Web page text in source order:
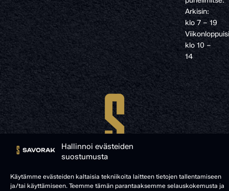
Hallinnoi evästeiden
suostumusta
Käytämme evästeiden kaltaisia tekniikoita laitteen tietojen tallentamiseen
ja/tai käyttämiseen. Teemme tämän parantaaksemme selauskokemusta ja
Arkisin:
klo 7 – 19
klo 10 –
14